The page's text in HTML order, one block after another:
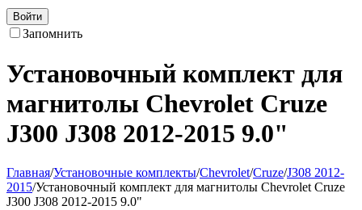
Войти
Запомнить
Установочный комплект для
магнитолы Chevrolet Cruze
J300 J308 2012-2015 9.0"
Главная/Установочные комплекты/Chevrolet/Cruze/J308 2012-
2015/Установочный комплект для магнитолы Chevrolet Cruze
J300 J308 2012-2015 9.0"